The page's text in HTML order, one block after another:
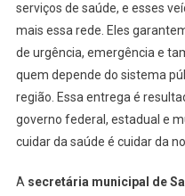
serviços de saúde, e esses
mais essa rede. Eles
de urgência, emergência e
quem depende do sistema
região. Essa entrega é
governo federal, estadual e
cuidar da saúde é cuidar da
Asecretária municipal de